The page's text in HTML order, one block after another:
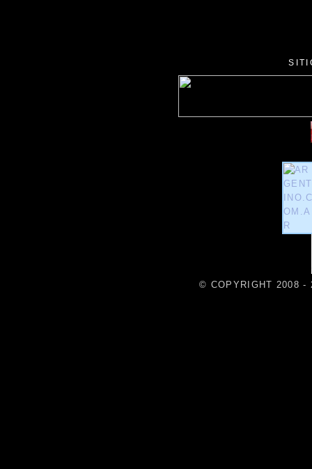
© COPYRIGHT 2008